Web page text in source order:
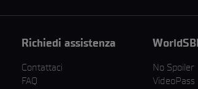
Richiedi assistenza
Contattaci
FAQ
No Spoiler
VideoPass